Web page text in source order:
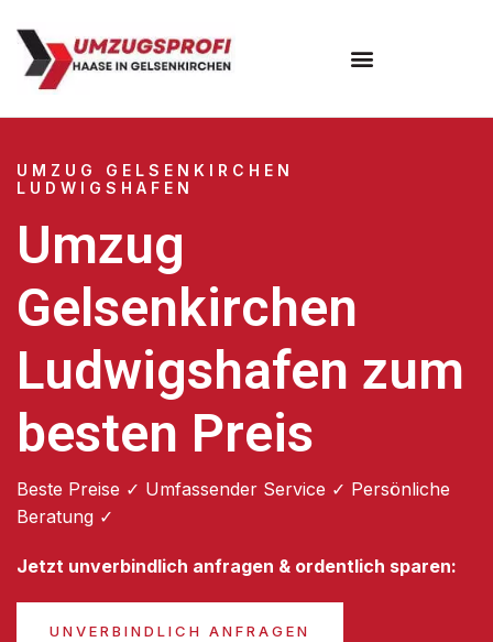
UMZUG GELSENKIRCHEN
LUDWIGSHAFEN
Umzug
Gelsenkirchen
Ludwigshafen zum
besten Preis
Beste Preise ✓ Umfassender Service ✓ Persönliche
Beratung ✓
Jetzt unverbindlich anfragen & ordentlich sparen:
UNVERBINDLICH ANFRAGEN